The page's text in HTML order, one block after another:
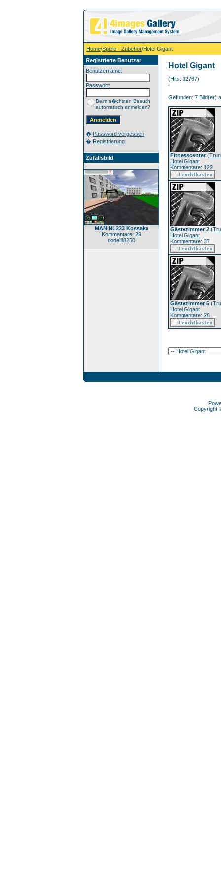
Home/Spiele - Zubehör/Hotel Gigant
Registrierte Benutzer
Benutzername:
Passwort:
Beim n�chsten Besuch
automatisch anmelden?
� Password vergessen
� Registrierung
Zufallsbild
MAN NL223 Kossaka
Kommentare: 29
dodel88250
Hotel Gigant
(Hits: 32767)
Gefunden: 7 Bild(er)
Fitnesscenter(
Hotel Gigant
Kommentare: 122
Gästezimmer 2 (
Hotel Gigant
Kommentare: 37
Gästezimmer 5 (
Hotel Gigant
Kommentare: 28
Copyright